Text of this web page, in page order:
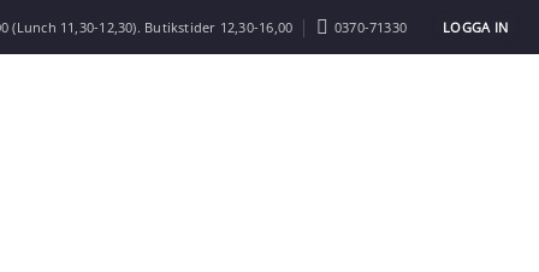
(Lunch 11,30-12,30). Butikstider 12,30-16,00 0370-71330 LOGGA IN